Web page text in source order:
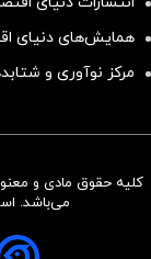
همایش‌های دنیای
مرکز نوآوری و
کلیه حقوق مادی و
می‌باشد.